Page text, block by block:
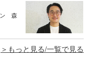
ン 森
もっと見る/一覧で見る